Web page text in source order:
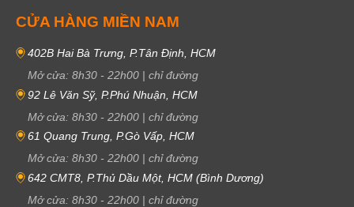
CỬA HÀNG MIỀN NAM
402B Hai Bà Trưng, P.Tân Định, HCM
Mở cửa: 8h30 - 22h00 | chỉ đường
92 Lê Văn Sỹ, P.Phú Nhuận, HCM
Mở cửa: 8h30 - 22h00 | chỉ đường
61 Quang Trung, P.Gò Vấp, HCM
Mở cửa: 8h30 - 22h00 | chỉ đường
642 CMT8, P.Thủ Dầu Một, HCM (Bình Dương)
Mở cửa: 8h30 - 22h00 | chỉ đường